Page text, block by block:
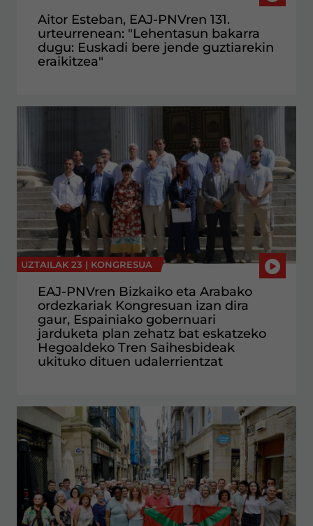
Aitor Esteban, EAJ-PNVren 131.
urteurrenean: "Lehentasun bakarra
dugu: Euskadi bere jende guztiarekin
eraikitzea"
UZTAILAK 23 | KONGRESUA
EAJ-PNVren Bizkaiko eta Arabako
ordezkariak Kongresuan izan dira
gaur, Espainiako gobernuari
jarduketa plan zehatz bat eskatzeko
Hegoaldeko Tren Saihesbideak
ukituko dituen udalerrientzat